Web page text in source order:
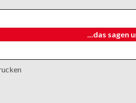
...das sagen